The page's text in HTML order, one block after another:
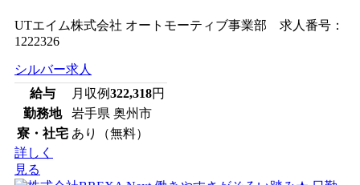
UTエイム株式会社 オートモーティブ事業部 求人番号：
1222326
シルバー求人
給与
月収例322,318円
勤務地
岩手県 奥州市
寮・社宅 あり（無料）
詳しく
見る